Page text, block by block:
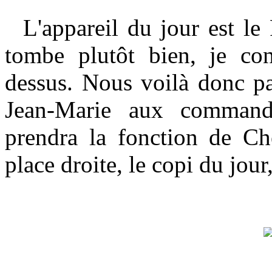
L'appareil du jour est le
tombe plutôt bien, je
dessus. Nous voilà donc
Jean-Marie aux
prendra la fonction de
place droite, le copi du